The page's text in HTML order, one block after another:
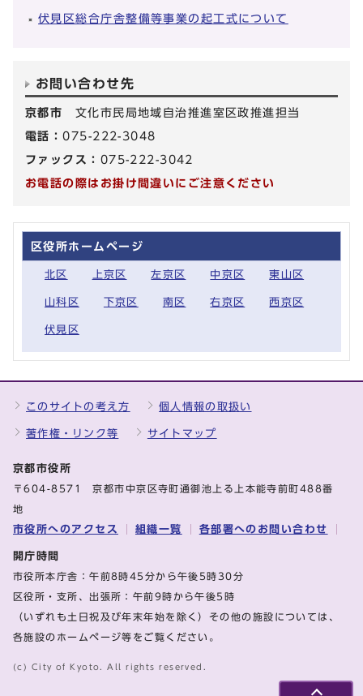
伏見区総合庁舎整備等事業の起工式について
お問い合わせ先
京都市 文化市民局地域自治推進室区政推進担当
電話：075-222-3048
ファックス： 075-222-3042
お電話の際はお掛け間違いにご注意ください
区役所ホームページ
北区 上京区 左京区 中京区 東山区
山科区 下京区 南区 右京区 西京区
伏見区
このサイトの考え方 個人情報の取扱い
著作権・リンク等 サイトマップ
京都市役所
〒604-8571 京都市中京区寺町通御池上る上本能寺前町488番
地
市役所へのアクセス 組織一覧 各部署へのお問い合わせ
開庁時間
市役所本庁舎：午前8時45分から午後5時30分
区役所・支所、出張所：午前9時から午後5時
（いずれも土日祝及び年末年始を除く）その他の施設については、
各施設のホームページ等をご覧ください。
(c) City of Kyoto. All rights reserved.